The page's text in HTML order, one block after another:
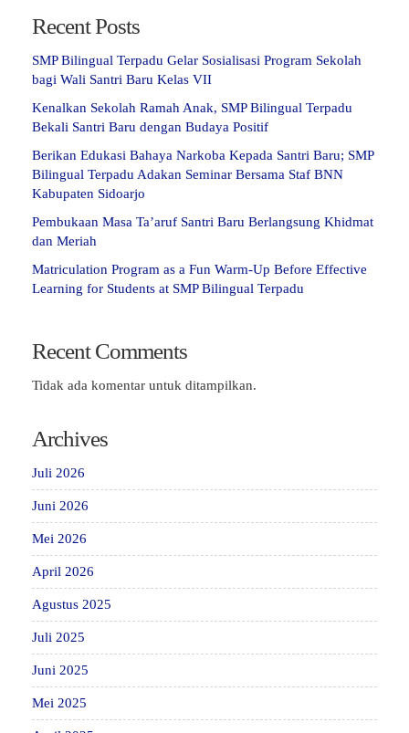
Recent Posts
SMP Bilingual Terpadu Gelar Sosialisasi Program Sekolah
bagi Wali Santri Baru Kelas VII
Kenalkan Sekolah Ramah Anak, SMP Bilingual Terpadu
Bekali Santri Baru dengan Budaya Positif
Berikan Edukasi Bahaya Narkoba Kepada Santri Baru; SMP
Bilingual Terpadu Adakan Seminar Bersama Staf BNN
Kabupaten Sidoarjo
Pembukaan Masa Ta’aruf Santri Baru Berlangsung Khidmat
dan Meriah
Matriculation Program as a Fun Warm-Up Before Effective
Learning for Students at SMP Bilingual Terpadu
Recent Comments
Tidak ada komentar untuk ditampilkan.
Archives
Juli 2026
Juni 2026
Mei 2026
April 2026
Agustus 2025
Juli 2025
Juni 2025
Mei 2025